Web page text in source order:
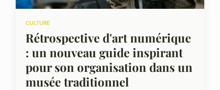
CULTURE
Rétrospective d'art numérique
: un nouveau guide inspirant
pour son organisation dans un
musée traditionnel